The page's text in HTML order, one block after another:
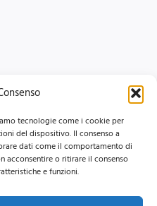
tecnologie come i cookie per
del dispositivo. Il consenso a
dati come il comportamento di
acconsentire o ritirare il consenso
e funzioni.